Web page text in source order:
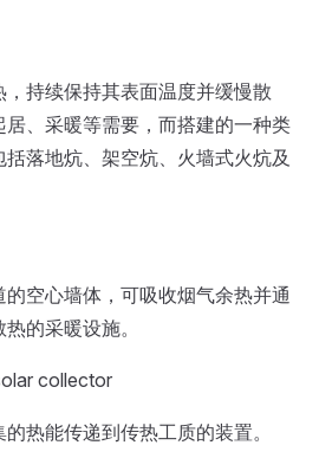
持续保持其表面温度并缓慢散
、采暖等需要，而搭建的一种类
落地炕、架空炕、火墙式火炕及
空心墙体，可吸收烟气余热并通
的采暖设施。
collector
热能传递到传热工质的装置。